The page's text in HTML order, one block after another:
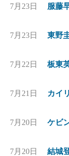
7月23日 服藤
7月23日 東野
7月22日 板東
7月21日 カイ
7月20日 ケビ
7月20日 結城